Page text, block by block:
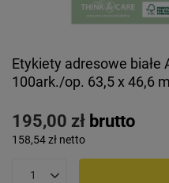
Etykiety adresowe
100ark./op. 63,5 x 46,6
195,00 zł brutto
158,54 zł netto